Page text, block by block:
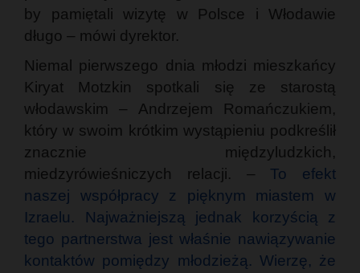
by pamiętali wizytę w Polsce i Włodawie
długo – mówi dyrektor.
Niemal pierwszego dnia młodzi mieszkańcy
Kiryat Motzkin spotkali się ze starostą
włodawskim – Andrzejem Romańczukiem,
który w swoim krótkim wystąpieniu podkreślił
znacznie międzyludzkich,
miedzyrówieśniczych relacji. – To efekt
naszej współpracy z pięknym miastem w
Izraelu. Najważniejszą jednak korzyścią z
tego partnerstwa jest właśnie nawiązywanie
kontaktów pomiędzy młodzieżą. Wierzę, że